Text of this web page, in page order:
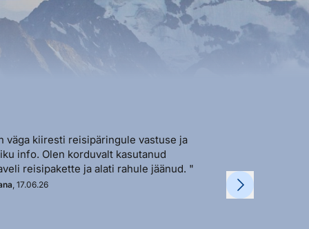
väga kiiresti reisipäringule vastuse ja
info. Olen korduvalt kasutanud
reisipakette ja alati rahule jäänud. "
, 17.06.26
soovi korral. "
Kadi, 11.06.26